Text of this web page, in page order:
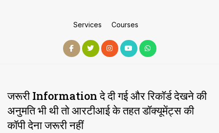
Services Courses
जरूरी Information दे दी गई और रिकॉर्ड देखने की
अनुमति भी थी तो आरटीआई के तहत डॉक्यूमेंट्स की
कॉपी देना जरूरी नहीं